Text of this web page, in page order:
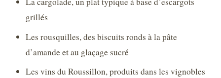
grillés
Les rousquilles, des biscuits ronds à la pâte
d’amande et au glaçage sucré
Les vins du Roussillon, produits dans les vignobles